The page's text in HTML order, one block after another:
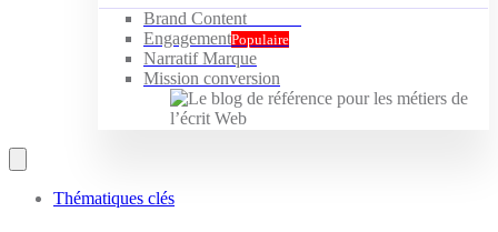
Brand Content
EngagementPopulaire
Narratif Marque
Mission conversion
Thématiques clés